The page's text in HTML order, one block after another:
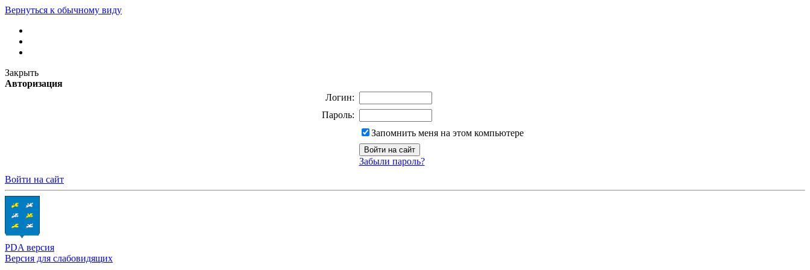
Вернуться к обычному виду
Закрыть
Авторизация
Логин:
Пароль:
Запомнить меня на этом компьютере
Забыли пароль?
Войти на сайт
PDA версия
Версия для слабовидящих